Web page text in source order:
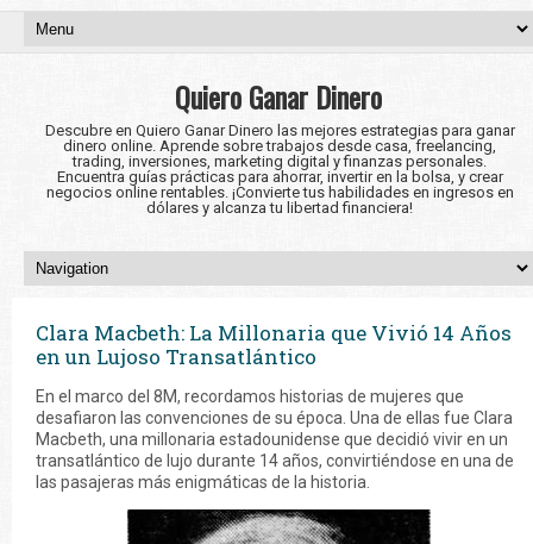
Quiero Ganar Dinero
Descubre en Quiero Ganar Dinero las mejores estrategias para ganar
dinero online. Aprende sobre trabajos desde casa, freelancing,
trading, inversiones, marketing digital y finanzas personales.
Encuentra guías prácticas para ahorrar, invertir en la bolsa, y crear
negocios online rentables. ¡Convierte tus habilidades en ingresos en
dólares y alcanza tu libertad financiera!
Clara Macbeth: La Millonaria que Vivió 14 Años
en un Lujoso Transatlántico
En el marco del 8M, recordamos historias de mujeres que
desafiaron las convenciones de su época. Una de ellas fue Clara
Macbeth, una millonaria estadounidense que decidió vivir en un
transatlántico de lujo durante 14 años, convirtiéndose en una de
las pasajeras más enigmáticas de la historia.